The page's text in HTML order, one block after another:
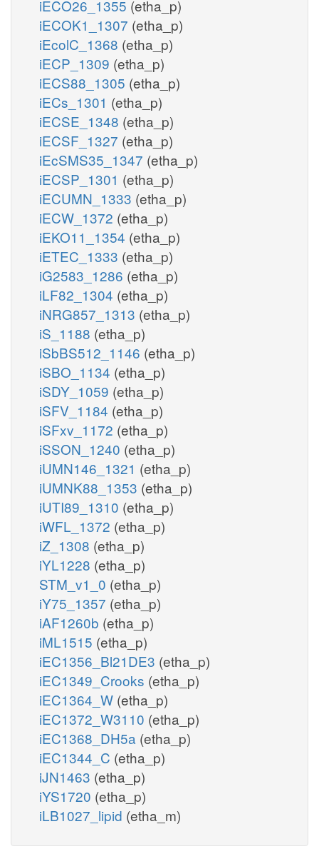
iECO26_1355 (etha_p)
iECOK1_1307 (etha_p)
iEcolC_1368 (etha_p)
iECP_1309 (etha_p)
iECS88_1305 (etha_p)
iECs_1301 (etha_p)
iECSE_1348 (etha_p)
iECSF_1327 (etha_p)
iEcSMS35_1347 (etha_p)
iECSP_1301 (etha_p)
iECUMN_1333 (etha_p)
iECW_1372 (etha_p)
iEKO11_1354 (etha_p)
iETEC_1333 (etha_p)
iG2583_1286 (etha_p)
iLF82_1304 (etha_p)
iNRG857_1313 (etha_p)
iS_1188 (etha_p)
iSbBS512_1146 (etha_p)
iSBO_1134 (etha_p)
iSDY_1059 (etha_p)
iSFV_1184 (etha_p)
iSFxv_1172 (etha_p)
iSSON_1240 (etha_p)
iUMN146_1321 (etha_p)
iUMNK88_1353 (etha_p)
iUTI89_1310 (etha_p)
iWFL_1372 (etha_p)
iZ_1308 (etha_p)
iYL1228 (etha_p)
STM_v1_0 (etha_p)
iY75_1357 (etha_p)
iAF1260b (etha_p)
iML1515 (etha_p)
iEC1356_Bl21DE3 (etha_p)
iEC1349_Crooks (etha_p)
iEC1364_W (etha_p)
iEC1372_W3110 (etha_p)
iEC1368_DH5a (etha_p)
iEC1344_C (etha_p)
iJN1463 (etha_p)
iYS1720 (etha_p)
iLB1027_lipid (etha_m)